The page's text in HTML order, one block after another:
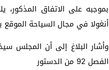
بموجبه على الاتفاق المذكور،
أنغولا في مجال السياحة الموقع بالرباط في
وأشار البلاغ إلى أن المجلس
الفصل 92 من الدستور